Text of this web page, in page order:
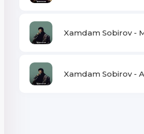
Xamdam Sobirov -
Xamdam Sobirov -